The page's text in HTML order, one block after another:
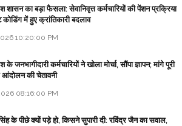
शासन का बड़ा फैसला: सेवानिवृत्त कर्मचारियों की पेंशन प्रक्रिया
में हुए क्रांतिकारी बदलाव
10:20:00 PM
के जनभागीदारी कर्मचारियों ने खोला मोर्चा, सौंपा ज्ञापन; मांगे पूरी
आंदोलन की चेतावनी
08:16:00 PM
के पीछे क्यों पड़े हो, किसने सुपारी दी: रविंद्र जैन का सवाल,